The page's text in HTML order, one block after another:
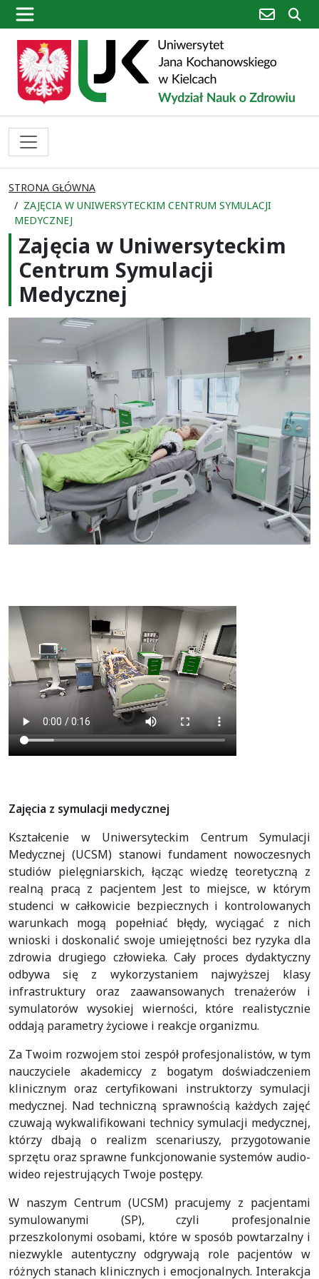
poczta
STRONA GŁÓWNA
ZAJĘCIA W UNIWERSYTECKIM CENTRUM SYMULACJI
MEDYCZNEJ
Zajęcia w Uniwersyteckim
Centrum Symulacji
Medycznej
Zajęcia z symulacji medycznej
Kształcenie w Uniwersyteckim Centrum Symulacji
Medycznej (UCSM) stanowi fundament nowoczesnych
studiów pielęgniarskich, łącząc wiedzę teoretyczną z
realną pracą z pacjentem Jest to miejsce, w którym
studenci w całkowicie bezpiecznych i kontrolowanych
warunkach mogą popełniać błędy, wyciągać z nich
wnioski i doskonalić swoje umiejętności bez ryzyka dla
zdrowia drugiego człowieka. Cały proces dydaktyczny
odbywa się z wykorzystaniem najwyższej klasy
infrastruktury oraz zaawansowanych trenażerów i
symulatorów wysokiej wierności, które realistycznie
oddają parametry życiowe i reakcje organizmu.
Za Twoim rozwojem stoi zespół profesjonalistów, w tym
nauczyciele akademiccy z bogatym doświadczeniem
klinicznym oraz certyfikowani instruktorzy symulacji
medycznej. Nad techniczną sprawnością każdych zajęć
czuwają wykwalifikowani technicy symulacji medycznej,
którzy dbają o realizm scenariuszy, przygotowanie
sprzętu oraz sprawne funkcjonowanie systemów audio-
wideo rejestrujących Twoje postępy.
W naszym Centrum (UCSM) pracujemy z pacjentami
symulowanymi (SP), czyli profesjonalnie
przeszkolonymi osobami, które w sposób powtarzalny i
niezwykle autentyczny odgrywają role pacjentów w
różnych stanach klinicznych i emocjonalnych. Interakcja